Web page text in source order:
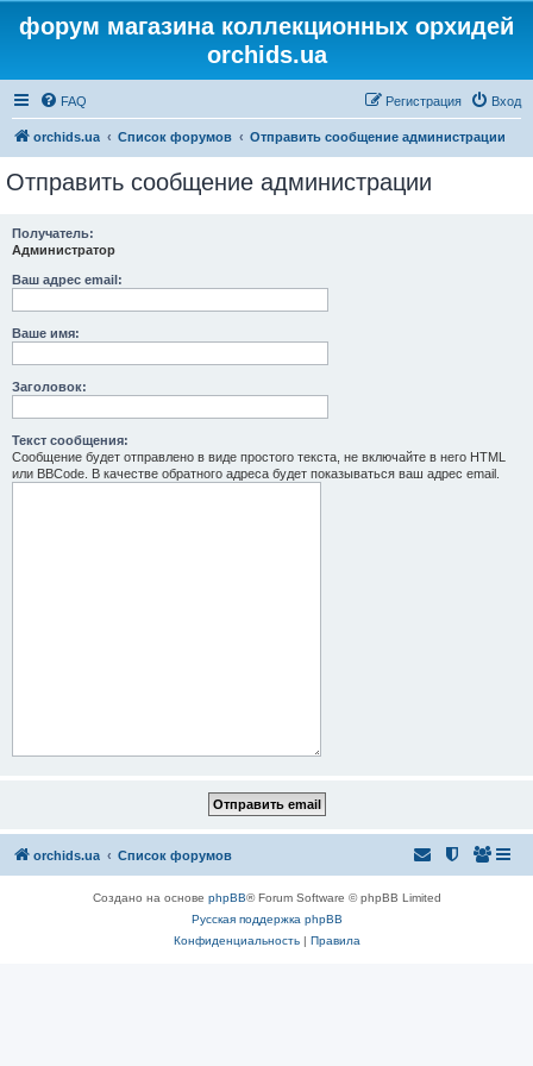
форум магазина коллекционных орхидей
orchids.ua
FAQ Вход
Регистрация
orchids.ua Список форумов Отправить сообщение администрации
Отправить сообщение администрации
Получатель:
Администратор
Ваш адрес email:
Ваше имя:
Заголовок:
Текст сообщения:
Сообщение будет отправлено в виде простого текста, не включайте в него HTML
или BBCode. В качестве обратного адреса будет показываться ваш адрес email.
orchids.ua Список форумов
Создано на основе phpBB® Forum Software © phpBB Limited
Русская поддержка phpBB
Конфиденциальность| Правила